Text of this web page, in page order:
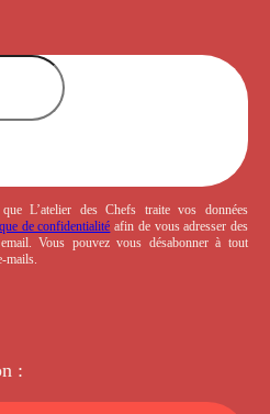
L’atelier des Chefs traite vos données
de confidentialité afin de vous adresser des
Vous pouvez vous désabonner à tout
mails.
: